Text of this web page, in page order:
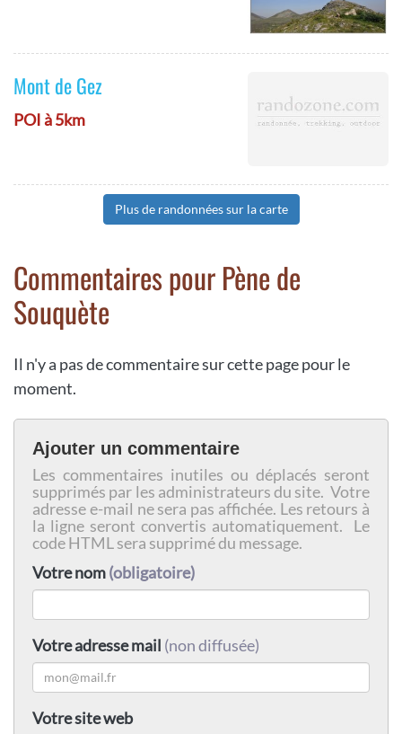
Mont de Gez
POI à 5km
Plus de randonnées sur la carte
Commentaires pour Pène de
Souquète
Il n'y a pas de commentaire sur cette page pour le
moment.
Ajouter un commentaire
Les commentaires inutiles ou déplacés seront
supprimés par les administrateurs du site. Votre
adresse e-mail ne sera pas affichée. Les retours à
la ligne seront convertis automatiquement. Le
code HTML sera supprimé du message.
Votre nom(obligatoire)
Votre adresse mail (non diffusée)
Votre site web